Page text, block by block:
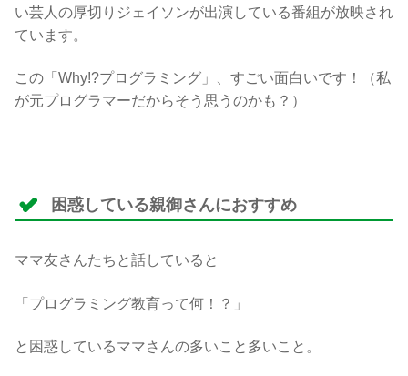
い芸人の厚切りジェイソンが出演している番組が放映され
ています。
この「Why!?プログラミング」、すごい面白いです！（私
が元プログラマーだからそう思うのかも？）
困惑している親御さんにおすすめ
ママ友さんたちと話していると
「プログラミング教育って何！？」
と困惑しているママさんの多いこと多いこと。